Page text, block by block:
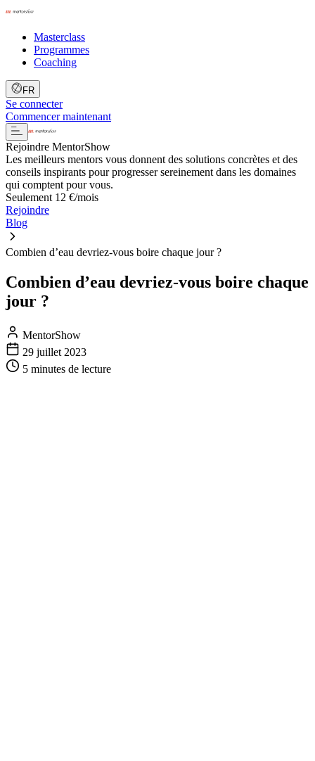
Masterclass
Programmes
Coaching
FR
Se connecter
Commencer maintenant
Rejoindre MentorShow
Les meilleurs mentors vous donnent des solutions concrètes et des
conseils inspirants pour progresser sereinement dans les domaines
qui comptent pour vous.
Seulement 12 €/mois
Rejoindre
Blog
Combien d’eau devriez-vous boire chaque jour ?
Combien d’eau devriez-vous boire chaque
jour ?
MentorShow
29 juillet 2023
5 minutes de lecture